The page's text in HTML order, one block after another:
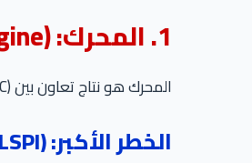
1. المحرك: 1.5T (SGE Engine)
المحرك هو نتاج تعاون بين MG (SAIC) وجنرال موتورز. هو نفس تكنولوجيا محركات أوبل وشيفروليه، ولذلك يرث نفس “الجينات” ونفس المشاكل.
الخطر الأكبر: Super Knock (LSPI)